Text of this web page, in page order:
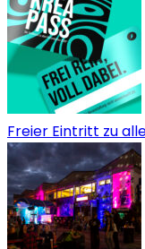
Freier Eintritt zu